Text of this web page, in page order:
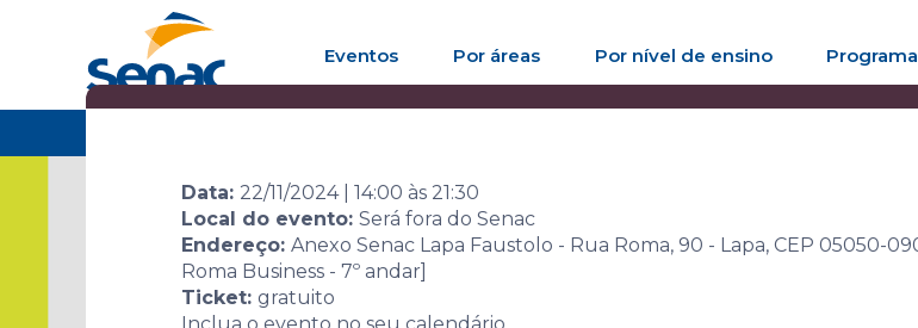
Eventos Por áreas Por nível de ensino
Data: 22/11/2024| 14:00 às 21:30
Local do evento: Será fora do Senac
Endereço: Anexo Senac Lapa Faustolo - Rua Roma, 90 - Lapa, CEP 05050-
Roma Business - 7º andar]
Ticket: gratuito
Inclua o evento no seu calendário